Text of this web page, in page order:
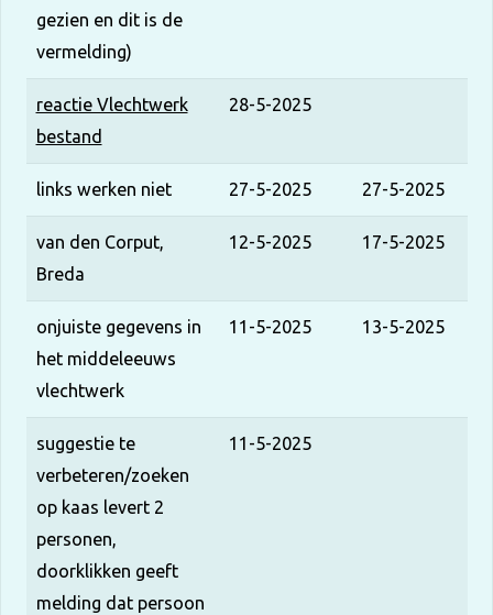
gezien en dit is de
vermelding)
reactie Vlechtwerk
bestand
28-5-2025
links werken niet 27-5-2025 27-5-2025
van den Corput,
Breda
12-5-2025 17-5-2025
onjuiste gegevens in
het middeleeuws
vlechtwerk
11-5-2025 13-5-2025
suggestie te
verbeteren/zoeken
op kaas levert 2
personen,
doorklikken geeft
melding dat persoon
11-5-2025